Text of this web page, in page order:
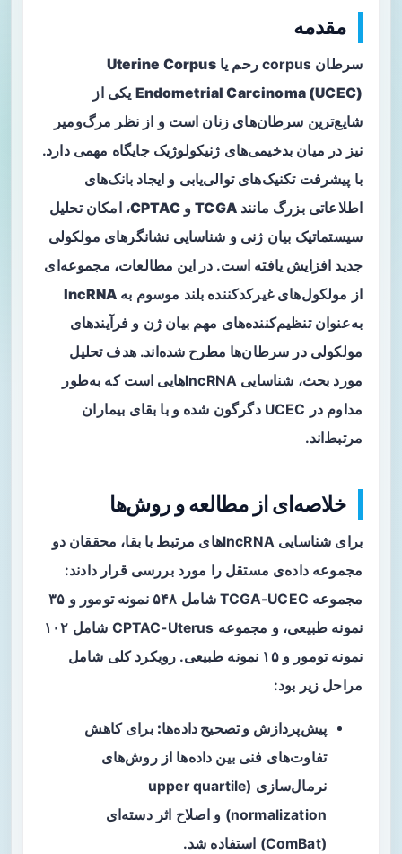
مقدمه
سرطان corpus رحم یا
Uterine Corpus
Endometrial Carcinoma (UCEC) یکی از
شایع‌ترین سرطان‌های زنان است و از نظر مرگ‌ومیر
نیز در میان بدخیمی‌های ژنیکولوژیک جایگاه مهمی دارد.
با پیشرفت تکنیک‌های توالی‌یابی و ایجاد بانک‌های
اطلاعاتی بزرگ مانندTCGAوCPTAC، امکان تحلیل
سیستماتیک بیان ژنی و شناسایی نشانگرهای مولکولی
جدید افزایش یافته است. در این مطالعات، مجموعه‌ای
از مولکول‌های غیرکدکننده بلند موسوم بهlncRNA
به‌عنوان تنظیم‌کننده‌های مهم بیان ژن و فرآیندهای
مولکولی در سرطان‌ها مطرح شده‌اند. هدف تحلیل
مورد بحث، شناسایی lncRNAهایی است که به‌طور
مداوم در UCEC دگرگون شده و با بقای بیماران
مرتبط‌اند.
خلاصه‌ای از مطالعه و روش‌ها
برای شناسایی lncRNAهای مرتبط با بقا، محققان دو
مجموعه داده‌ی مستقل را مورد بررسی قرار دادند:
مجموعه TCGA-UCEC شامل ۵۴۸ نمونه تومور و ۳۵
نمونه طبیعی، و مجموعه CPTAC-Uterus شامل ۱۰۲
نمونه تومور و ۱۵ نمونه طبیعی. رویکرد کلی شامل
مراحل زیر بود:
پیش‌پردازش و تصحیح داده‌ها: برای کاهش
تفاوت‌های فنی بین داده‌ها از روش‌های
نرمال‌سازی (upper quartile
normalization) و اصلاح اثر دسته‌ای
(ComBat) استفاده شد.